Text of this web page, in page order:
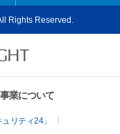
Rights Reserved.
業について
リティ24」